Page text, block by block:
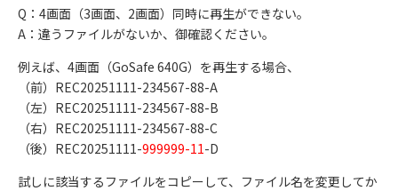
Q：4画面（3画面、2画面）同時に再生ができない。
A：違うファイルがないか、御確認ください。
例えば、4画面（GoSafe 640G）を再生する場合、
（前）REC20251111-234567-88-A
（左）REC20251111-234567-88-B
（右）REC20251111-234567-88-C
（後）REC20251111-999999-11-D
試しに該当するファイルをコピーして、ファイル名を変更してか